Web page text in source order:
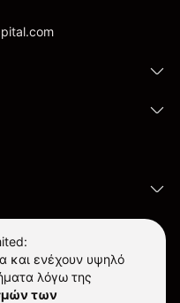
και ενέχουν υψηλό
λόγω της
των